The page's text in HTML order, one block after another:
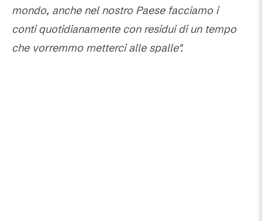
mondo, anche nel nostro Paese facciamo i
conti quotidianamente con residui di un tempo
che vorremmo metterci alle spalle".